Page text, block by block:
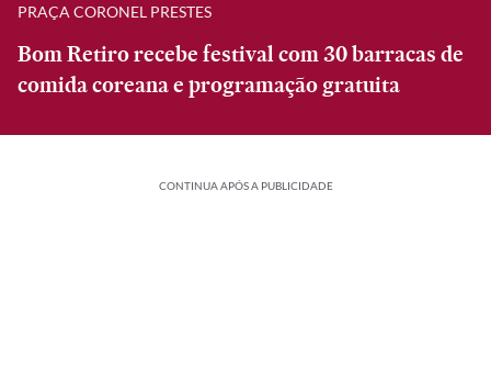
PRAÇA CORONEL PRESTES
Bom Retiro recebe festival com 30 barracas de
comida coreana e programação gratuita
CONTINUA APÓS A PUBLICIDADE